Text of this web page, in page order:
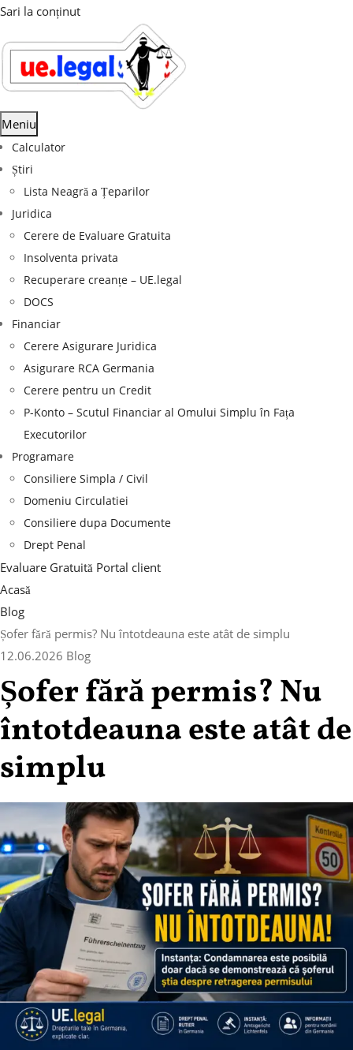
Sari la conținut
Meniu
Calculator
Știri
Lista Neagră a Țeparilor
Juridica
Cerere de Evaluare Gratuita
Insolventa privata
Recuperare creanțe – UE.legal
DOCS
Financiar
Cerere Asigurare Juridica
Asigurare RCA Germania
Cerere pentru un Credit
P-Konto – Scutul Financiar al Omului Simplu în Fața
Executorilor
Programare
Consiliere Simpla / Civil
Domeniu Circulatiei
Consiliere dupa Documente
Drept Penal
Evaluare Gratuită Portal client
Acasă
Blog
Șofer fără permis? Nu întotdeauna este atât de simplu
12.06.2026 Blog
Șofer fără permis? Nu
întotdeauna este atât de
simplu